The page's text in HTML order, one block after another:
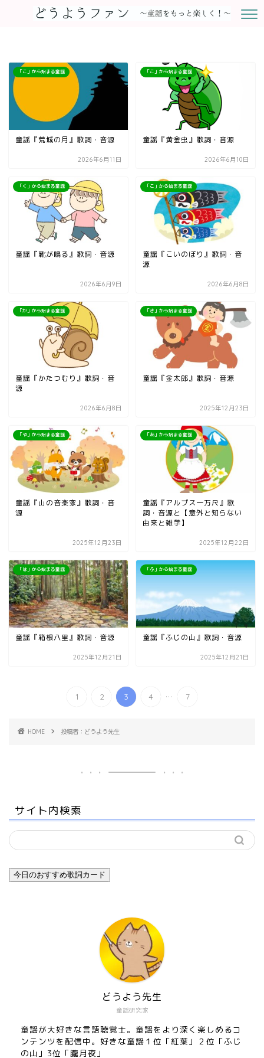
「こ」から始まる童謡
童謡『荒城の月』歌詞・音源
2026年6月11日
「こ」から始まる童謡
童謡『黄金虫』歌詞・音源
2026年6月10日
「く」から始まる童謡
童謡『靴が鳴る』歌詞・音源
2026年6月9日
「こ」から始まる童謡
童謡『こいのぼり』歌詞・音
源
2026年6月8日
「か」から始まる童謡
童謡『かたつむり』歌詞・音
源
2026年6月8日
「き」から始まる童謡
童謡『金太郎』歌詞・音源
2025年12月23日
「や」から始まる童謡
童謡『山の音楽家』歌詞・音
源
2025年12月23日
「あ」から始まる童謡
童謡『アルプス一万尺』歌
詞・音源と【意外と知らない
由来と雑学】
2025年12月22日
「は」から始まる童謡
童謡『箱根八里』歌詞・音源
2025年12月21日
「ふ」から始まる童謡
童謡『ふじの山』歌詞・音源
2025年12月21日
1 2 3 4 ... 7
HOME 投稿者：どうよう先生
サイト内検索
今日のおすすめ歌詞カード
童謡研究家
どうよう先生
童謡が大好きな言語聴覚士。童謡をより深く楽しめるコ
ンテンツを配信中。好きな童謡１位「紅葉」２位「ふじ
の山」3位「朧月夜」